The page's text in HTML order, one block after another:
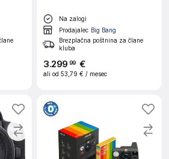
Na zalogi
Prodajalec Big Bang
Brezplačna poštnina za člane
kluba
3.299 99 €
ali od 53,79 € / mesec